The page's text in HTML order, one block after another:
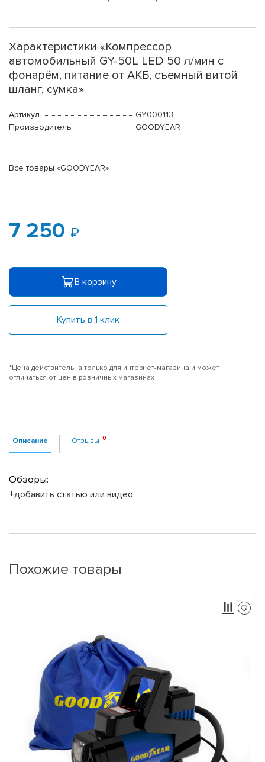
Характеристики «Компрессор
автомобильный GY-50L LED 50 л/мин с
фонарём, питание от АКБ, съемный витой
шланг, сумка»
Артикул
GY000113
Производитель
GOODYEAR
Все товары «GOODYEAR»
7 250
В корзину
Купить в 1 клик
*Цена действительна только для интернет-магазина и может
отличаться от цен в розничных магазинах
Описание Отзывы
Обзоры:
+добавить статью или видео
Похожие товары